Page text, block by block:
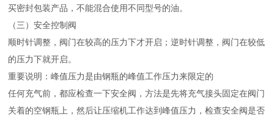
买密封包装产品，不能混合使用不同型号的油。
（三）安全控制阀
顺时针调整，阀门在较高的压力下才开启；逆时针调整，阀门在较低
的压力下就开启。
重要说明：峰值压力是由钢瓶的峰值工作压力来限定的
任何充气前，都应检查一下安全阀，方法是先将充气接头固定在阀门
关着的空钢瓶上，然后让压缩机工作达到峰值压力，检查安全阀是否